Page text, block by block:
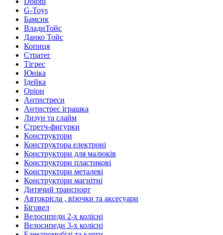
G-Toys
Бамсик
ВладиТойс
Данко Тойс
Копиця
Стратег
Тігрес
Юніка
Ідейка
Оріон
Антистреси
Антистрес іграшка
Лизун та слайм
Стретч-фигурки
Конструктори
Конструктора електроні
Конструктори для малюків
Конструктори пластикові
Конструктори металеві
Конструктори магнітні
Дитячий транспорт
Автокрісла , візочки та аксесуари
Біговел
Велосипеди 2-х колісні
Велосипеди 3-х колісні